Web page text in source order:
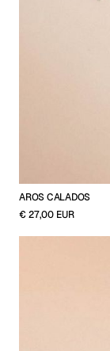
AROS CALADOS
€ 27,00 EUR